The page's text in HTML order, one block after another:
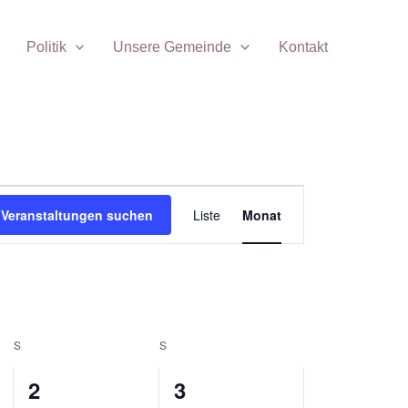
Politik Unsere Gemeinde Kontakt
Veranstaltungen suchen
Ansichten-
Navigation
Liste Monat
S S
1
2
0
3